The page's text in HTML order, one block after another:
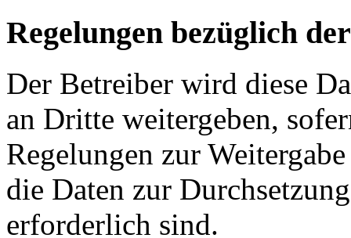
Regelungen bezüglich
Der Betreiber wird diese
an Dritte weitergeben,
Regelungen zur
die Daten zur
erforderlich sind.